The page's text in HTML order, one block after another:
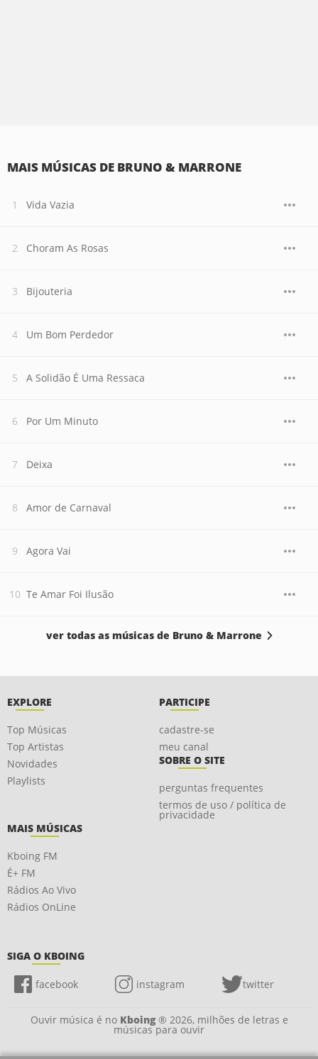
MAIS MÚSICAS DE BRUNO & MARRONE
Vida Vazia
Choram As Rosas
Bijouteria
Um Bom Perdedor
A Solidão É Uma Ressaca
Por Um Minuto
Deixa
Amor de Carnaval
Agora Vai
Te Amar Foi Ilusão
ver todas as músicas de Bruno & Marrone
EXPLORE
Top Músicas
Top Artistas
Novidades
Playlists
PARTICIPE
cadastre-se
meu canal
SOBRE O SITE
perguntas frequentes
termos de uso / política de
privacidade
MAIS MÚSICAS
Kboing FM
É+ FM
Rádios Ao Vivo
Rádios OnLine
SIGA O KBOING
facebook instagram twitter
Ouvir música é no Kboing® 2026, milhões de letras e
músicas para ouvir